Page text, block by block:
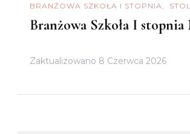
BRANŻOWA SZKOŁA I STOPNIA
Branżowa Szkoła I stopnia
Zaktualizowano 8 Czerwca 2026